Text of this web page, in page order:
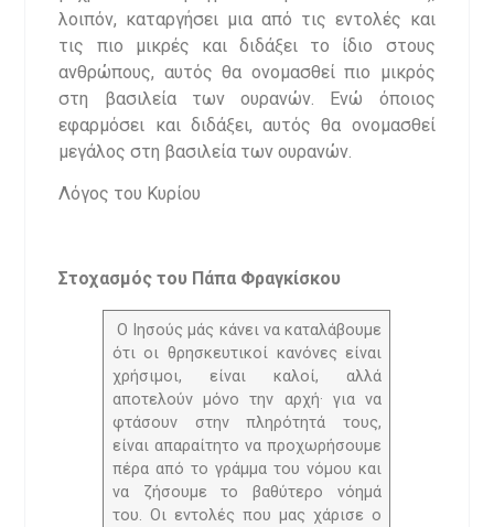
λοιπόν, καταργήσει μια από τις εντολές και
τις πιο μικρές και διδάξει το ίδιο στους
ανθρώπους, αυτός θα ονομασθεί πιο μικρός
στη βασιλεία των ουρανών. Ενώ όποιος
εφαρμόσει και διδάξει, αυτός θα ονομασθεί
μεγάλος στη βασιλεία των ουρανών.
Λόγος του Κυρίου
Στοχασμός του Πάπα Φραγκίσκου
Ο Ιησούς μάς κάνει να καταλάβουμε
ότι οι θρησκευτικοί κανόνες είναι
χρήσιμοι, είναι καλοί, αλλά
αποτελούν μόνο την αρχή· για να
φτάσουν στην πληρότητά τους,
είναι απαραίτητο να προχωρήσουμε
πέρα από το γράμμα του νόμου και
να ζήσουμε το βαθύτερο νόημά
του. Οι εντολές που μας χάρισε ο